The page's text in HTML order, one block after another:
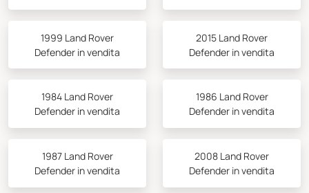
1999 Land Rover
Defender in vendita
2015 Land Rover
Defender in vendita
1984 Land Rover
Defender in vendita
1986 Land Rover
Defender in vendita
1987 Land Rover
Defender in vendita
2008 Land Rover
Defender in vendita